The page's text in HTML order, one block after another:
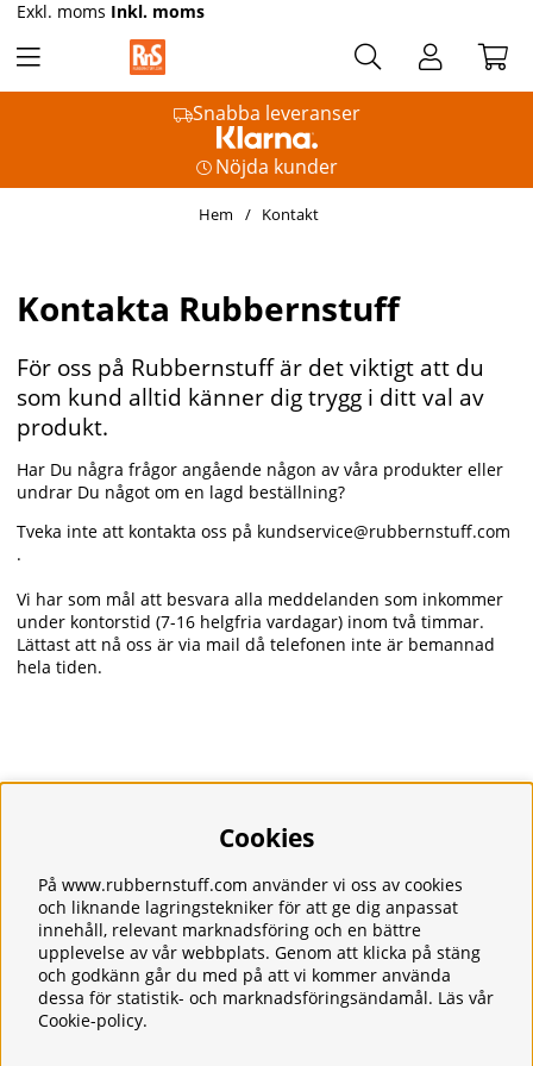
Snabba leveranser
Nöjda kunder
Exkl. moms Inkl. moms
Hem Kontakt
Kontakta Rubbernstuff
För oss på Rubbernstuff är det viktigt att du
som kund alltid känner dig trygg i ditt val av
produkt.
Har Du några frågor angående någon av våra produkter eller
undrar Du något om en lagd beställning?
Tveka inte att kontakta oss på kundservice@rubbernstuff.com
.
Vi har som mål att besvara alla meddelanden som inkommer
under kontorstid (7-16 helgfria vardagar) inom två timmar.
Lättast att nå oss är via mail då telefonen inte är bemannad
hela tiden.
Frakt
Integritetspolicy
Kontakt
Kundservice
Köpvillkor
Tjänster
Om oss
Cookies
På www.rubbernstuff.com använder vi oss av cookies
och liknande lagringstekniker för att ge dig anpassat
innehåll, relevant marknadsföring och en bättre
upplevelse av vår webbplats. Genom att klicka på stäng
och godkänn går du med på att vi kommer använda
dessa för statistik- och marknadsföringsändamål. Läs vår
Cookie-policy.